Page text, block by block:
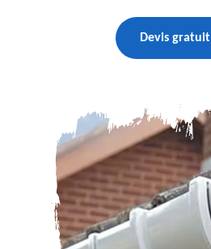
Devis gratuit